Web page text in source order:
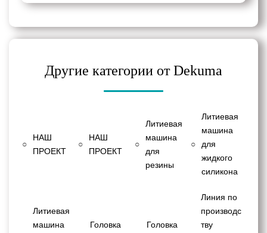
Другие категории от Dekuma
○
НАШ
ПРОЕКТ
○
НАШ
ПРОЕКТ
○
Литиевая
машина
для
резины
○
Литиевая
машина
для
жидкого
силикона
Литиевая
машина
Головка
Головка
Линия по
производс
тву